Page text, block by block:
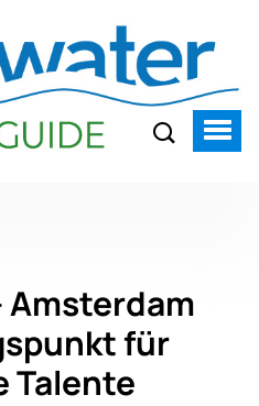
Amsterdam
für
Talente